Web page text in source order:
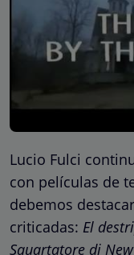
Lucio Fulci
con películas de
debemos
criticadas: El
Squartatore di